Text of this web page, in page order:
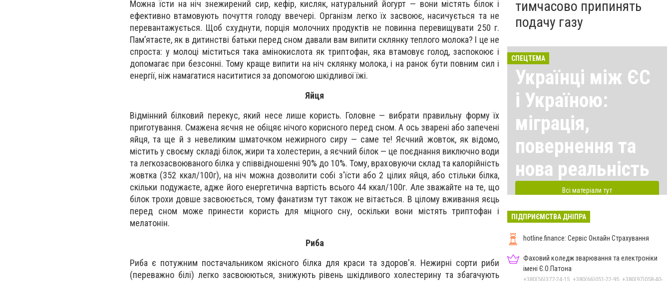
Можна їсти на ніч знежирений сир, кефір, кисляк, натуральний йогурт — вони містять білок і
ефективно втамовують почуття голоду ввечері. Організм легко їх засвоює, насичується та не
перевантажується. Щоб схуднути, порція молочних продуктів не повинна перевищувати 250 г.
Пам’ятаєте, як в дитинстві батьки перед сном давали вам випити склянку теплого молока? І це не
спроста: у молоці міститься така амінокислота як триптофан, яка втамовує голод, заспокоює і
допомагає при безсонні. Тому краще випити на ніч склянку молока, і на ранок бути повним сил і
енергії, ніж намагатися насититися за допомогою шкідливої їжі.
Яйця
Відмінний білковий перекус, який несе лише користь. Головне — вибрати правильну форму їх
приготування. Смажена яєчня не обіцяє нічого корисного перед сном. А ось зварені або запечені
яйця, та ще й з невеликим шматочком нежирного сиру — саме те! Яєчний жовток, як відомо,
містить у своєму складі білок, жири та холестерин, а яєчний білок — це поєднання виключно води
та легкозасвоюваного білка у співвідношенні 90% до 10%. Тому, враховуючи склад та калорійність
жовтка (352 ккал/100г), на ніч можна дозволити собі з'їсти або 2 цілих яйця, або стільки білка,
скільки подужаєте, адже його енергетична вартість всього 44 ккал/100г. Але зважайте на те, що
білок трохи довше засвоюється, тому фанатизм тут також не вітається. В цілому вживання яєць
перед сном може принести користь для міцного сну, оскільки вони містять триптофан і
мелатонін.
Риба
Риба є потужним постачальником якісного білка для краси та здоров'я. Нежирні сорти риби
(переважно білі) легко засвоюються, знижують рівень шкідливого холестерину та збагачують
тимчасово припинять
подачу газу
СПЕЦТЕМА
Українці між ЄС
і Україною:
міграція,
повернення та
нова реальність
Всі матеріали тут
ПІДПРИЄМСТВА ДНІПРА
hotline.finance: Сервіс Онлайн Страхування
Фаховий коледж зварювання та електроніки
імені Є.О.Патона